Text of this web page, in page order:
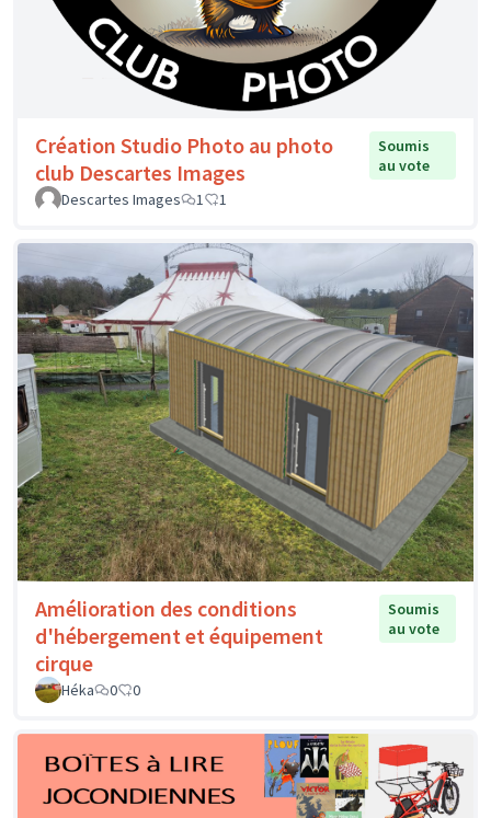
Création Studio Photo au photo
club Descartes Images
Soumis
au vote
Descartes Images
1 1
Amélioration des conditions
d'hébergement et équipement
cirque
Soumis
au vote
Héka 0 0